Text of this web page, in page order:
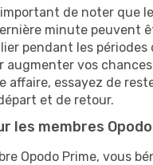
de noter que
minute peuvent
pendant les périodes
augmenter vos
affaire, essayez de
et de retour.
les membres
Opodo Prime, vous